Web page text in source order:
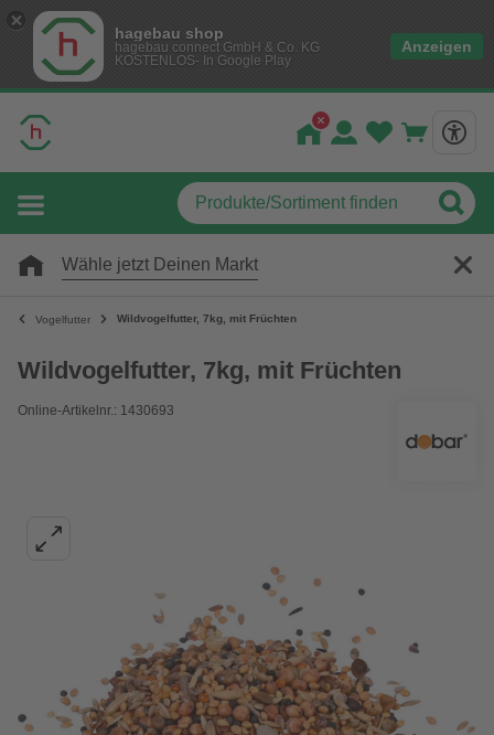
hagebau shop
hagebau connect GmbH & Co. KG
KOSTENLOS- In Google Play
Anzeigen
Wähle jetzt Deinen Markt
Vogelfutter Wildvogelfutter, 7kg, mit Früchten
Wildvogelfutter, 7kg, mit Früchten
Online-Artikelnr.: 1430693